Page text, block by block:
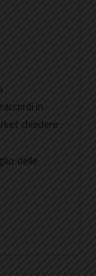
in
chiedere
delle